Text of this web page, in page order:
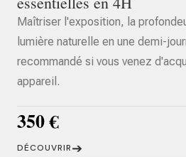
Maîtriser l'exposition, la
lumière naturelle en une demi-
recommandé si vous venez
appareil.
350 €
DÉCOUVRIR➔